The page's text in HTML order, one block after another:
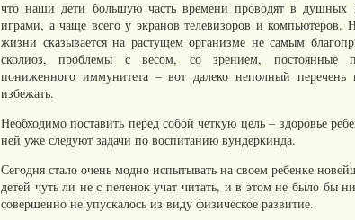
что наши дети большую часть времени проводят в душных
играми, а чаще всего у экранов телевизоров и компьютеров.
жизни сказывается на растущем организме не самым
сколиоз, проблемы с весом, со зрением, постоянные
пониженного иммунитета – вот далеко неполный
избежать.
Необходимо поставить перед собой четкую цель – здоровье
ней уже следуют задачи по воспитанию вундеркинда.
Сегодня стало очень модно испытывать на своем ребенке
детей чуть ли не с пеленок учат читать, и в этом не было бы
совершенно не упускалось из виду физическое развитие.